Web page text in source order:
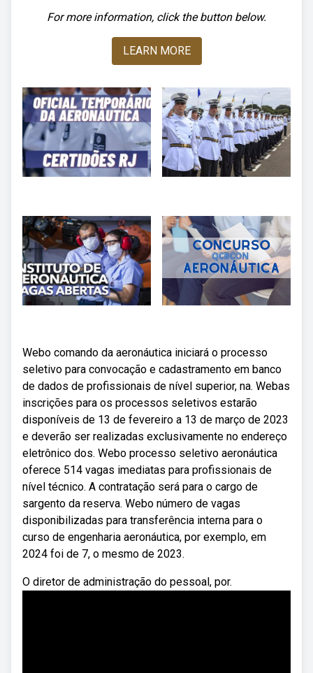
For more information, click the button below.
LEARN MORE
Webo comando da aeronáutica iniciará o processo
seletivo para convocação e cadastramento em banco
de dados de profissionais de nível superior, na. Webas
inscrições para os processos seletivos estarão
disponíveis de 13 de fevereiro a 13 de março de 2023
e deverão ser realizadas exclusivamente no endereço
eletrônico dos. Webo processo seletivo aeronáutica
oferece 514 vagas imediatas para profissionais de
nível técnico. A contratação será para o cargo de
sargento da reserva. Webo número de vagas
disponibilizadas para transferência interna para o
curso de engenharia aeronáutica, por exemplo, em
2024 foi de 7, o mesmo de 2023.
O diretor de administração do pessoal, por.